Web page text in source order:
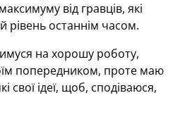
від гравців, які
рівень останнім часом.
на хорошу роботу,
попередником, проте маю
свої ідеї, щоб, сподіваюся,